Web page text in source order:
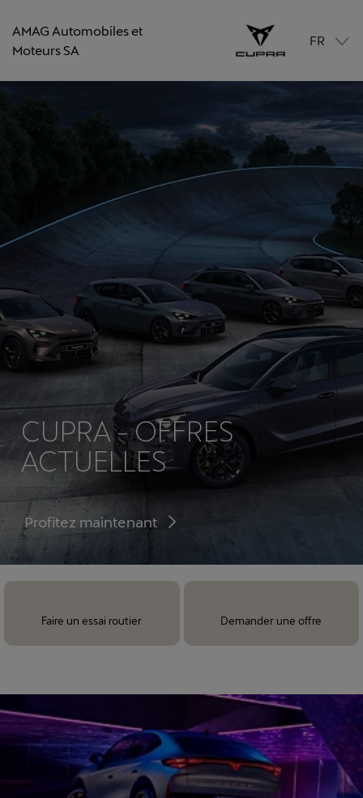
AMAG Automobiles et
Moteurs SA
FR
CUPRA - OFFRES
ACTUELLES
Profitez maintenant
Faire un essai routier Demander une offre